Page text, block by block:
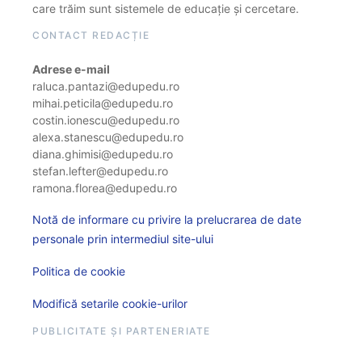
care trăim sunt sistemele de educație și cercetare.
CONTACT REDACȚIE
Adrese e-mail
raluca.pantazi@edupedu.ro
mihai.peticila@edupedu.ro
costin.ionescu@edupedu.ro
alexa.stanescu@edupedu.ro
diana.ghimisi@edupedu.ro
stefan.lefter@edupedu.ro
ramona.florea@edupedu.ro
Notă de informare cu privire la prelucrarea de date
personale prin intermediul site-ului
Politica de cookie
Modifică setarile cookie-urilor
PUBLICITATE ȘI PARTENERIATE